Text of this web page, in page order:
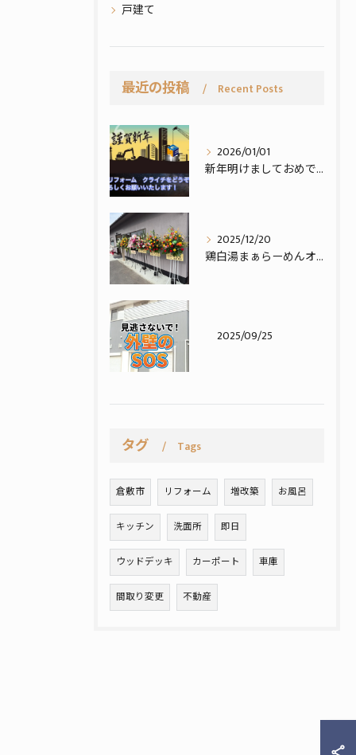
戸建て
最近の投稿 Recent Posts
2026/01/01
新年明けましておめでとうございます。
2025/12/20
鶏白湯まぁらーめんオープンおめでとうございます！
2025/09/25
タグ Tags
倉敷市 リフォーム 増改築 お風呂
キッチン 洗面所 即日
ウッドデッキ カーポート 車庫
間取り変更 不動産